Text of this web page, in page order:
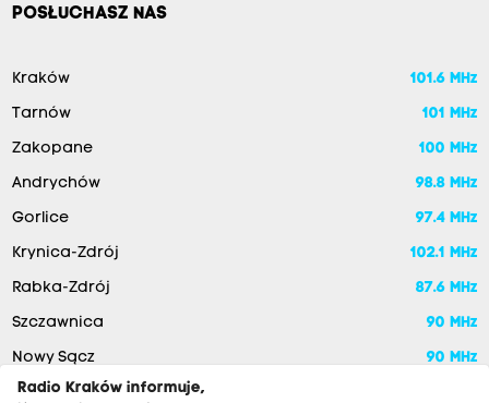
POSŁUCHASZ NAS
Kraków 101.6 MHz
Tarnów 101 MHz
Zakopane 100 MHz
Andrychów 98.8 MHz
Gorlice 97.4 MHz
Krynica-Zdrój 102.1 MHz
Rabka-Zdrój 87.6 MHz
Szczawnica 90 MHz
Nowy Sącz
90 MHz
Radio Kraków informuje,